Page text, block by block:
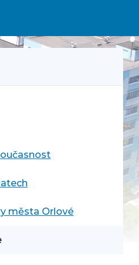
města Orlové